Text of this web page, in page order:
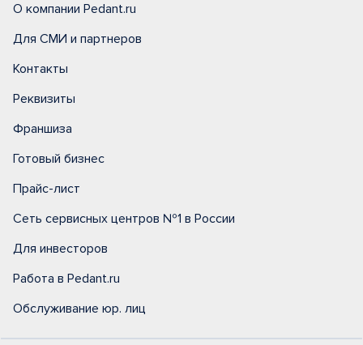
О компании Pedant.ru
Для СМИ и партнеров
Контакты
Реквизиты
Франшиза
Готовый бизнес
Прайс-лист
Сеть сервисных центров №1 в России
Для инвесторов
Работа в Pedant.ru
Обслуживание юр. лиц